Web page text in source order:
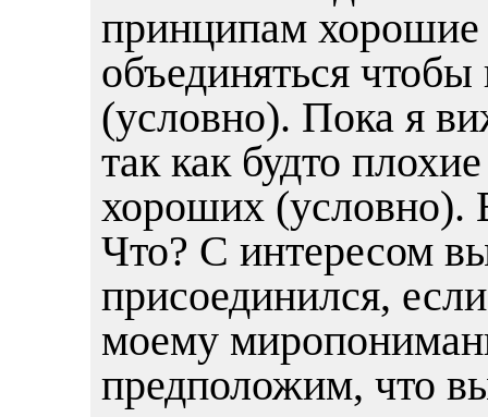
принципам
объединяться
(условно). Пока я
так как будто
хороших (условно).
Что? С интересом
присоединился,
моему
предположим, что